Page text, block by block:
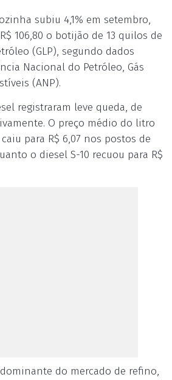
subiu 4,1% em setembro,
106,80 o botijão de 13 quilos de
(GLP), segundo dados
Nacional do Petróleo, Gás
(ANP).
registraram leve queda, de
O preço médio do litro
para R$ 6,07 nos postos de
o diesel S-10 recuou para R$
do mercado de refino,